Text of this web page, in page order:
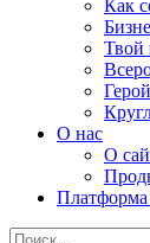
Как
Твой
О нас
О